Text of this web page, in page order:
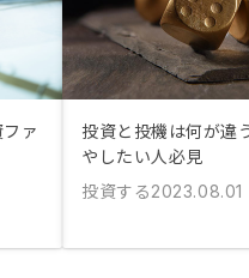
ァ
投資と投機は何が違
やしたい人必見
投資する2023.08.01